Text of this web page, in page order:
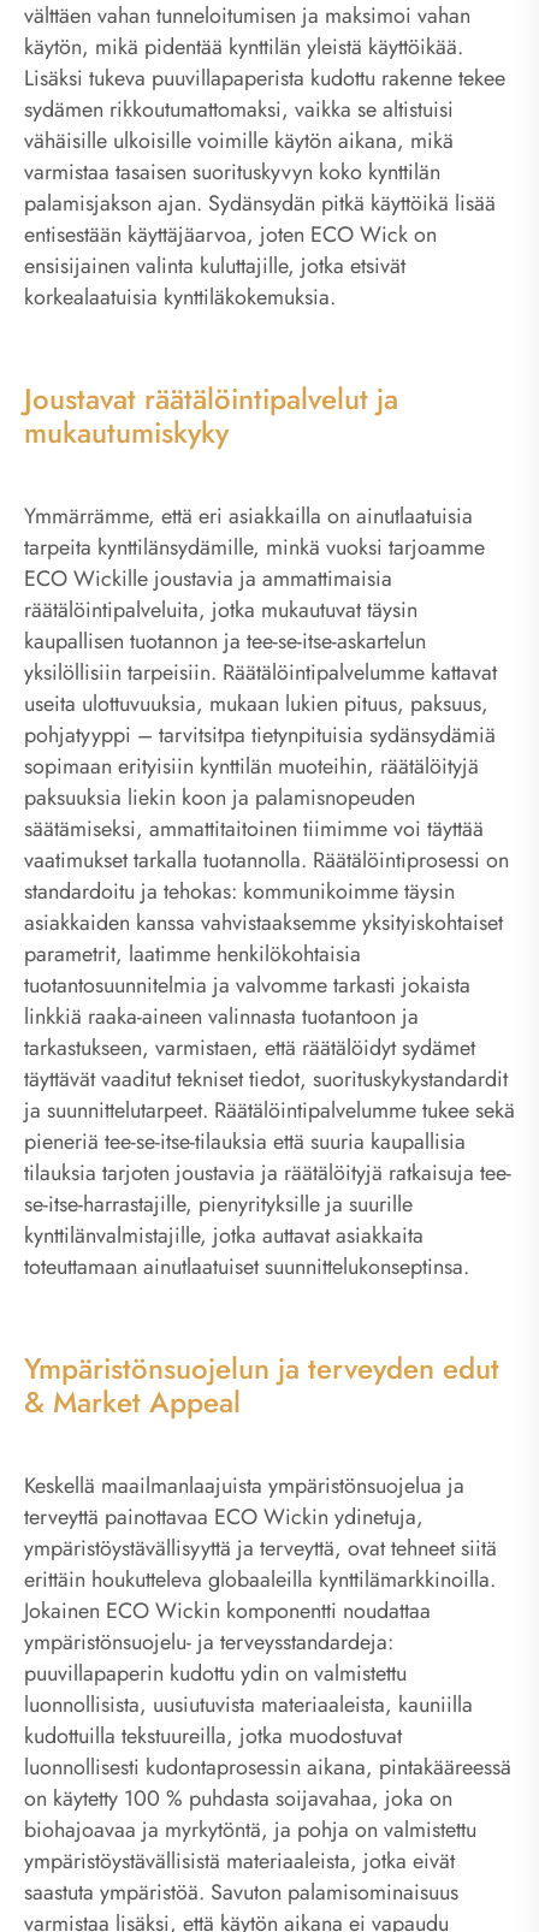
välttäen vahan tunneloitumisen ja maksimoi vahan
käytön, mikä pidentää kynttilän yleistä käyttöikää.
Lisäksi tukeva puuvillapaperista kudottu rakenne tekee
sydämen rikkoutumattomaksi, vaikka se altistuisi
vähäisille ulkoisille voimille käytön aikana, mikä
varmistaa tasaisen suorituskyvyn koko kynttilän
palamisjakson ajan. Sydänsydän pitkä käyttöikä lisää
entisestään käyttäjäarvoa, joten ECO Wick on
ensisijainen valinta kuluttajille, jotka etsivät
korkealaatuisia kynttiläkokemuksia.
Joustavat räätälöintipalvelut ja
mukautumiskyky
Ymmärrämme, että eri asiakkailla on ainutlaatuisia
tarpeita kynttilänsydämille, minkä vuoksi tarjoamme
ECO Wickille joustavia ja ammattimaisia ​​
räätälöintipalveluita, jotka mukautuvat täysin
kaupallisen tuotannon ja tee-se-itse-askartelun
yksilöllisiin tarpeisiin. Räätälöintipalvelumme kattavat
useita ulottuvuuksia, mukaan lukien pituus, paksuus,
pohjatyyppi – tarvitsitpa tietynpituisia sydänsydämiä
sopimaan erityisiin kynttilän muoteihin, räätälöityjä
paksuuksia liekin koon ja palamisnopeuden
säätämiseksi, ammattitaitoinen tiimimme voi täyttää
vaatimukset tarkalla tuotannolla. Räätälöintiprosessi on
standardoitu ja tehokas: kommunikoimme täysin
asiakkaiden kanssa vahvistaaksemme yksityiskohtaiset
parametrit, laatimme henkilökohtaisia ​​
tuotantosuunnitelmia ja valvomme tarkasti jokaista
linkkiä raaka-aineen valinnasta tuotantoon ja
tarkastukseen, varmistaen, että räätälöidyt sydämet
täyttävät vaaditut tekniset tiedot, suorituskykystandardit
ja suunnittelutarpeet. Räätälöintipalvelumme tukee sekä
pieneriä tee-se-itse-tilauksia että suuria kaupallisia
tilauksia tarjoten joustavia ja räätälöityjä ratkaisuja tee-
se-itse-harrastajille, pienyrityksille ja suurille
kynttilänvalmistajille, jotka auttavat asiakkaita
toteuttamaan ainutlaatuiset suunnittelukonseptinsa.
Ympäristönsuojelun ja terveyden edut
& Market Appeal
Keskellä maailmanlaajuista ympäristönsuojelua ja
terveyttä painottavaa ECO Wickin ydinetuja,
ympäristöystävällisyyttä ja terveyttä, ovat tehneet siitä
erittäin houkutteleva globaaleilla kynttilämarkkinoilla.
Jokainen ECO Wickin komponentti noudattaa
ympäristönsuojelu- ja terveysstandardeja:
puuvillapaperin kudottu ydin on valmistettu
luonnollisista, uusiutuvista materiaaleista, kauniilla
kudottuilla tekstuureilla, jotka muodostuvat
luonnollisesti kudontaprosessin aikana, pintakääreessä
on käytetty 100 % puhdasta soijavahaa, joka on
biohajoavaa ja myrkytöntä, ja pohja on valmistettu
ympäristöystävällisistä materiaaleista, jotka eivät
saastuta ympäristöä. Savuton palamisominaisuus
varmistaa lisäksi, että käytön aikana ei vapaudu